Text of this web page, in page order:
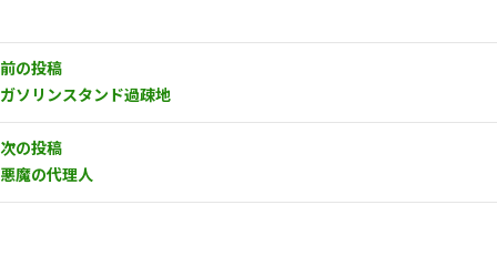
前の投稿
ガソリンスタンド過疎地
次の投稿
悪魔の代理人